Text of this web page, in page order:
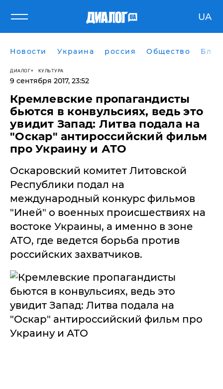
UA
Новости Украина россия Общество
ДИАЛОГ КУЛЬТУРА
9 сентября 2017, 23:52
Кремлевские пропагандисты
бьются в конвульсиях, ведь это
увидит Запад: Литва подала на
"Оскар" антироссийский фильм
про Украину и АТО
Оскаровский комитет Литовской
Республики подал на
международный конкурс фильмов
"Иней" о военных происшествиях на
востоке Украины, а именно в зоне
АТО, где ведется борьба против
российских захватчиков.